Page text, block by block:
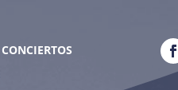
CONCIERTOS